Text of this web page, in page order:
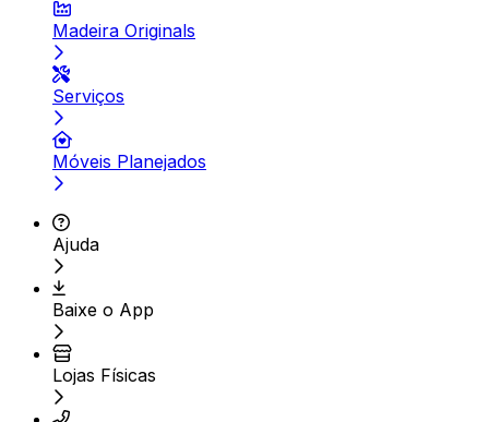
Madeira Originals
Serviços
Móveis Planejados
Ajuda
Baixe o App
Lojas Físicas